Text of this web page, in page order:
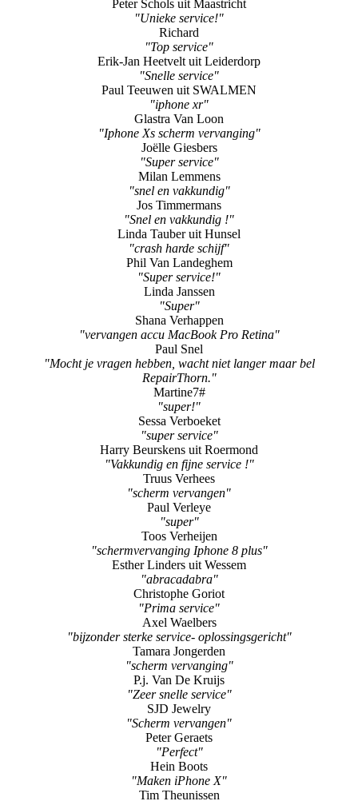
Peter Schols uit Maastricht
"Unieke service!"
Richard
"Top service"
Erik-Jan Heetvelt uit Leiderdorp
"Snelle service"
Paul Teeuwen uit SWALMEN
"iphone xr"
Glastra Van Loon
"Iphone Xs scherm vervanging"
Joëlle Giesbers
"Super service"
Milan Lemmens
"snel en vakkundig"
Jos Timmermans
"Snel en vakkundig !"
Linda Tauber uit Hunsel
"crash harde schijf"
Phil Van Landeghem
"Super service!"
Linda Janssen
"Super"
Shana Verhappen
"vervangen accu MacBook Pro Retina"
Paul Snel
"Mocht je vragen hebben, wacht niet langer maar bel
RepairThorn."
Martine7#
"super!"
Sessa Verboeket
"super service"
Harry Beurskens uit Roermond
"Vakkundig en fijne service !"
Truus Verhees
"scherm vervangen"
Paul Verleye
"super"
Toos Verheijen
"schermvervanging Iphone 8 plus"
Esther Linders uit Wessem
"abracadabra"
Christophe Goriot
"Prima service"
Axel Waelbers
"bijzonder sterke service- oplossingsgericht"
Tamara Jongerden
"scherm vervanging"
P.j. Van De Kruijs
"Zeer snelle service"
SJD Jewelry
"Scherm vervangen"
Peter Geraets
"Perfect"
Hein Boots
"Maken iPhone X"
Tim Theunissen